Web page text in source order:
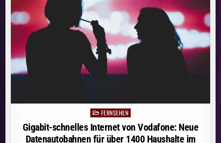
ANNHEIMS A
UFTAKTSIEG: S
CHIEDSRICHTERIN M
ICHEL S
ELBSTKRITISCH, K
LOS Z
IEHT H
CHLECHTE 1
. H
ALBZEIT“
Posted
in
FERNSEHEN
Gigabit-schnelles Internet von Vodafone: Neue
Datenautobahnen für über 1400 Haushalte im